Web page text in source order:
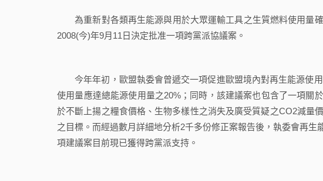
為重新對各類再生能源與用於大眾運輸工具之生質燃料使用量
2008(今)年9月11日決定批准一項跨黨派協議案。
今年年初，歐盟執委會曾遞交一項促進歐盟境內對再生能源使
使用量應達總能源使用量之20%；同時，該建議案也包含了一項關
於不斷上揚之糧食價格、生物多樣性之消失及廣受質疑之CO2減量
之目標。而經過數月詳細地分析2千多份修正案報告後，執委會再
項建議案目前現已獲得跨黨派支持。